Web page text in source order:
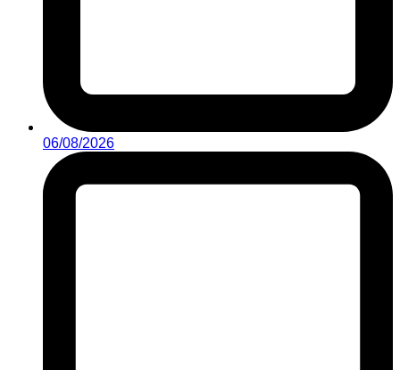
06/08/2026